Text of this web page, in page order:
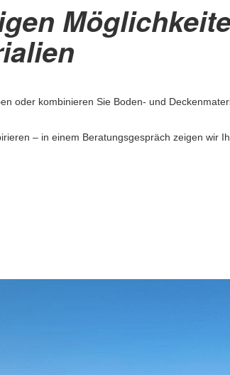
oder kombinieren Sie Boden- und
– in einem Beratungsgespräch zeigen wir